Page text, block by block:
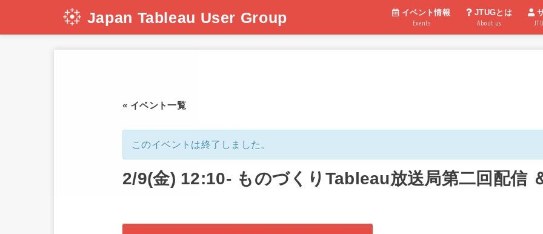
Japan Tableau User Group イベント情報
Events
JTUGとは
About us
« イベント一覧
このイベントは終了しました。
2/9(金) 12:10- ものづくりTableau放送局第二回配信